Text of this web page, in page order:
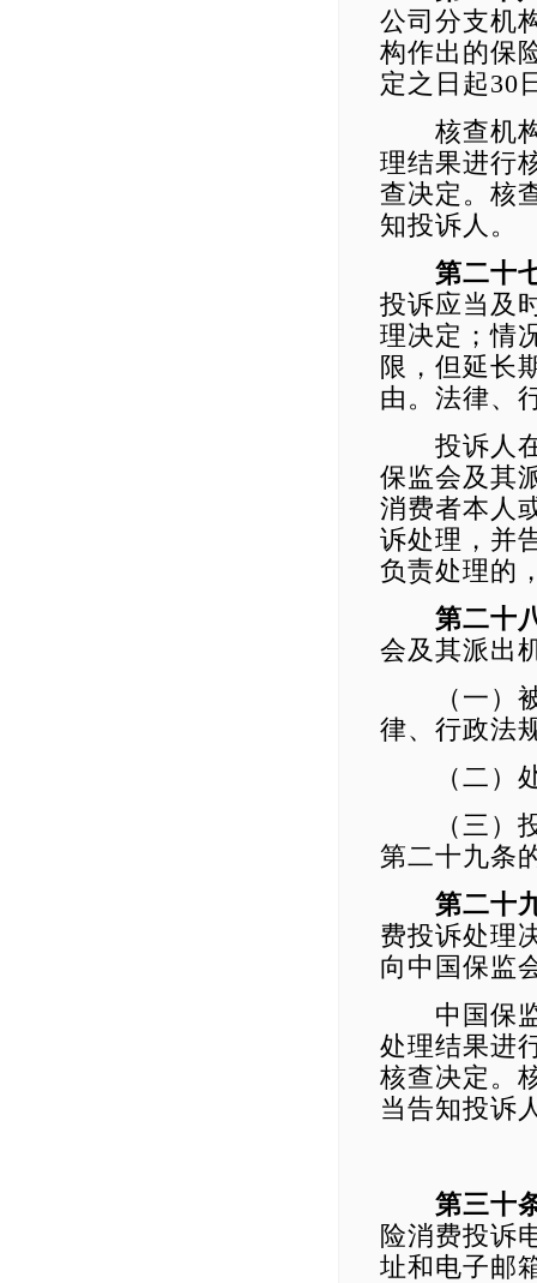
公司分支机
构作出的保
定之日起30
核查机构
理结果进行
查决定。核
知投诉人。
第二十
投诉应当及
理决定；情
限，但延长
由。法律、
投诉人在
保监会及其
消费者本人
诉处理，并
负责处理的
第二十
会及其派出
（一）被
律、行政法
（二）处
（三）投
第二十九条
第二十
费投诉处理
向中国保监
中国保监
处理结果进
核查决定。
当告知投诉
第三十
险消费投诉
址和电子邮